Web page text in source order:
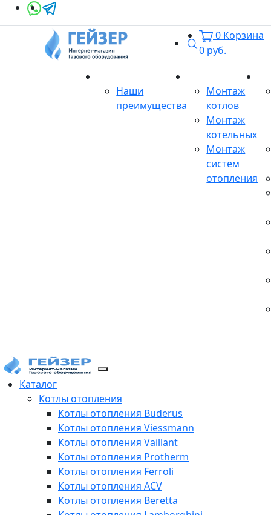
Поиск
0 Корзина
0 руб.
Наши
преимущества
Монтаж
котлов
Монтаж
котельных
Монтаж
систем
отопления
Каталог
Котлы отопления
Котлы отопления Buderus
Котлы отопления Viessmann
Котлы отопления Vaillant
Котлы отопления Protherm
Котлы отопления Ferroli
Котлы отопления ACV
Котлы отопления Beretta